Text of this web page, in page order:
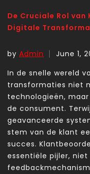
De Cruciale Rol
Digitale
by Admin June 1,
In de snelle wereld
transformaties niet
technologieën,
de consument.
geavanceerde
stem van de klant
succes.
essentiële pijler, niet